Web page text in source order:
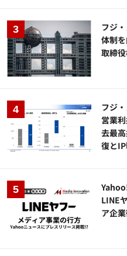
フジ
体制
取締
フジ
営業
去最
復と
LINE
ア企